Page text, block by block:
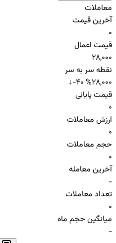
معاملات
آخرین قیمت
0
قیمت اعمال
28,000
نقطه سر به سر
28,000
↓-40 %
قیمت پایانی
0
ارزش معاملات
0
حجم معاملات
0
آخرین معامله
-
تعداد معاملات
0
میانگین حجم ماه
-